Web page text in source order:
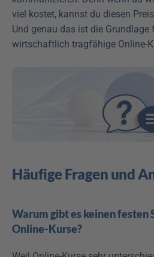
viel kostet, kannst du diesen
Und genau das ist die Grundlage
wirtschaftlich tragfähige Online-
Häufige Fragen und
Warum gibt es keinen festen
Online-Kurse?